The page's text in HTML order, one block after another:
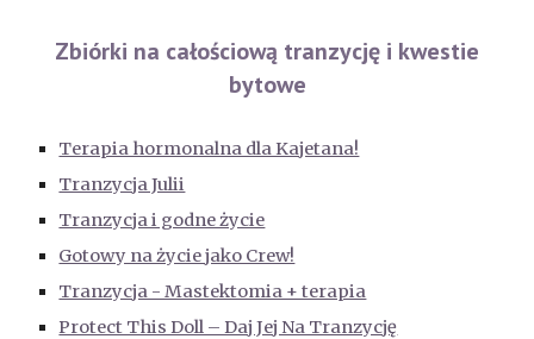
Zbiórki na całościową tranzycję i kwestie
bytowe
Terapia hormonalna dla Kajetana!
Tranzycja Julii
Tranzycja i godne życie
Gotowy na życie jako Crew!
Tranzycja - Mastektomia + terapia
Protect This Doll – Daj Jej Na Tranzycję